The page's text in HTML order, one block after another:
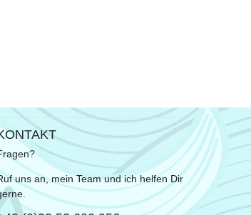
uns an, mein Team und ich helfen Dir